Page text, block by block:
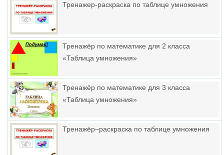
Тренажер-раскраска по таблице умножения
Тренажёр по математике для 2 класса
«Таблица умножения»
Тренажёр по математике для 3 класса
«Таблица умножения»
Тренажёр–раскраска по таблице умножения